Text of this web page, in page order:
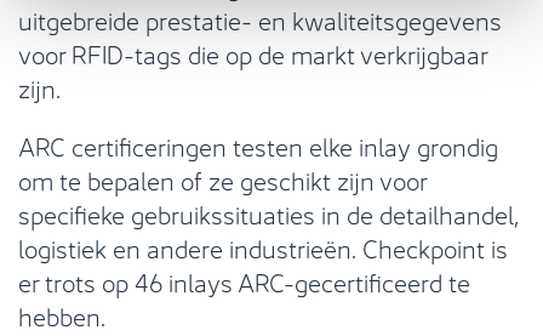
uitgebreide prestatie- en kwaliteitsgegevens
voor RFID-tags die op de markt verkrijgbaar
zijn.
ARC certificeringen testen elke inlay grondig
om te bepalen of ze geschikt zijn voor
specifieke gebruikssituaties in de detailhandel,
logistiek en andere industrieën. Checkpoint is
er trots op 46 inlays ARC-gecertificeerd te
hebben.